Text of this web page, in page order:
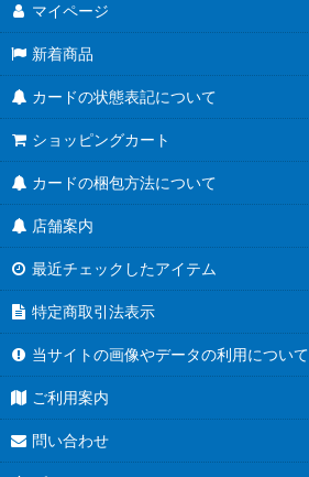
マイページ
新着商品
カードの状態表記について
ショッピングカート
カードの梱包方法について
店舗案内
最近チェックしたアイテム
特定商取引法表示
当サイトの画像やデータの利用について
ご利用案内
問い合わせ